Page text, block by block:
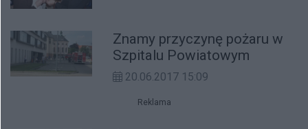
Znamy przyczynę pożaru w
Szpitalu Powiatowym
20.06.2017 15:09
Reklama